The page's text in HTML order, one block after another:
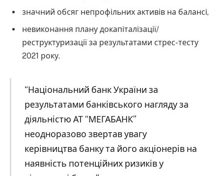
значний обсяг непрофільних активів на балансі,
невиконання плану докапіталізації/
реструктуризації за результатами стрес-тесту
2021 року.
“Національний банк України за
результатами банківського нагляду за
діяльністю АТ “МЕГАБАНК”
неодноразово звертав увагу
керівництва банку та його акціонерів на
наявність потенційних ризиків у